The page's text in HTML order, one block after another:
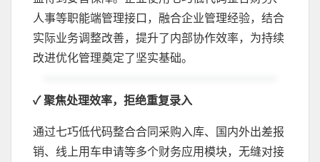
人事等职能端管理接口，融合企业管理经验，结合
实际业务调整改善，提升了内部协作效率，为持续
改进优化管理奠定了坚实基础。
✓ 聚焦处理效率，拒绝重复录入
通过七巧低代码整合合同采购入库、国内外出差报
销、线上用车申请等多个财务应用模块，无缝对接